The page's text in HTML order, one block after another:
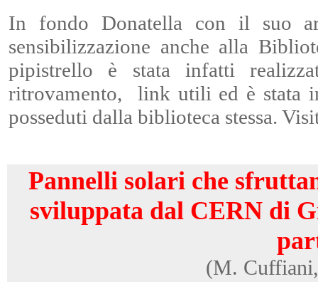
In fondo Donatella con il suo
sensibilizzazione anche alla
pipistrello è stata infatti
ritrovamento, link utili ed è stata
posseduti dalla biblioteca stessa.
Pannelli solari che
sviluppata dal CERN di
(M.